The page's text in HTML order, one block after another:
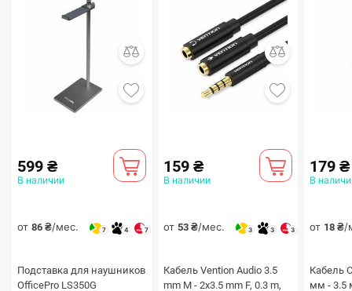
599 ₴
В наличии
от 86 ₴/мес. 7 4 7
Подставка для наушников
OfficePro LS350G
159 ₴
В наличии
от 53 ₴/мес. 3 3 3
Кабель Vention Audio 3.5
mm M - 2х3.5 mm F, 0.3 m,
179 ₴
В
от 18 ₴/
Кабель
мм - 3.5